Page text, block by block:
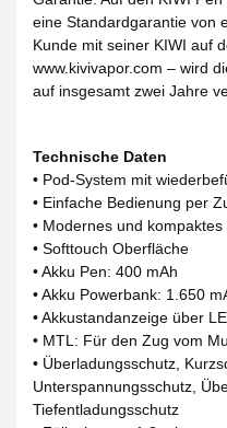
eine Standardgarantie von
Kunde mit seiner KIWI auf
www.kivivapor.com – wird
auf insgesamt zwei Jahre
Technische Daten
• Pod-System mit
• Einfache Bedienung per
• Modernes und kompaktes
• Softtouch Oberfläche
• Akku Pen: 400 mAh
• Akku Powerbank: 1.650
• Akkustandanzeige über
• MTL: Für den Zug vom
• Überladungsschutz,
Unterspannungsschutz,
Tiefentladungsschutz